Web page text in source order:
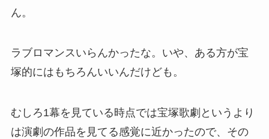
ん。
ラブロマンスいらんかったな。いや、ある方が宝
塚的にはもちろんいいんだけども。
むしろ1幕を見ている時点では宝塚歌劇というより
は演劇の作品を見てる感覚に近かったので、その